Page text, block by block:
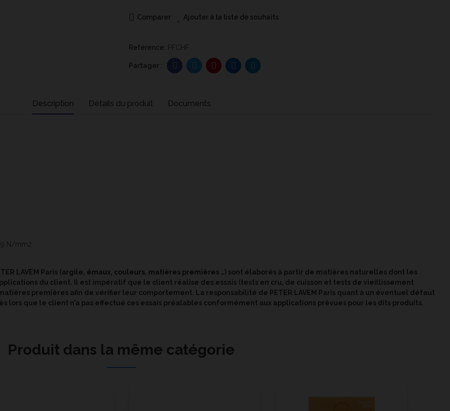
Comparer Ajouter à la liste de souhaits
Reférence: PFCHF
Description Détails du produit Documents
N/mm2
LAVEM Paris (argile émaux couleurs matières premières …) sont élaborés à partir de matières naturelles dont les
du client. Il est impératif que le client réalise des essais (tests en cru, de cuisson et tests de vieillissement
premières afin de vérifier leur comportement. La responsabilité de PETER LAVEM Paris quant à un éventuel défaut
que le client n’a pas effectué ces essais préalables conformément aux applications prévues pour les dits produits.
Produit dans la même catégorie